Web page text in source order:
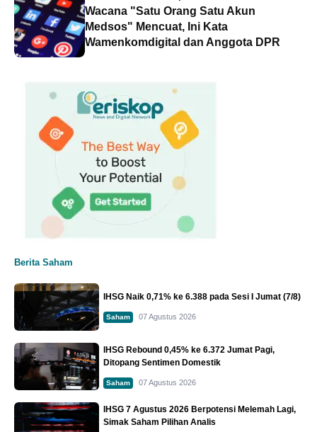
Wacana "Satu Orang Satu Akun
Medsos" Mencuat, Ini Kata
Wamenkomdigital dan Anggota DPR
Berita Saham
IHSG Naik 0,71% ke 6.388 pada Sesi I Jumat (7/8)
Saham 07 Agustus 2026
IHSG Rebound 0,45% ke 6.372 Jumat Pagi,
Ditopang Sentimen Domestik
Saham 07 Agustus 2026
IHSG 7 Agustus 2026 Berpotensi Melemah Lagi,
Simak Saham Pilihan Analis